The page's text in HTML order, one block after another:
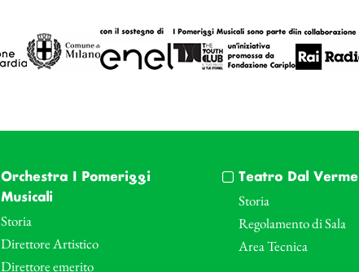
Orchestra I Pomeriggi
Musicali
Storia
Direttore Artistico
Direttore emerito
Teatro Dal Verme
Storia
Regolamento di Sala
Area Tecnica